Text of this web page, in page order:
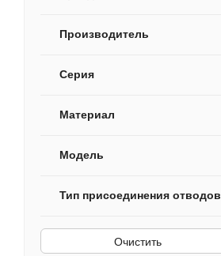
Производитель
Серия
Материал
Модель
Тип присоединения отводов
Очистить